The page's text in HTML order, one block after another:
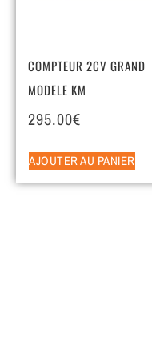
COMPTEUR 2CV GRAND
MODELE KM
295.00€
AJOUTER AU PANIER